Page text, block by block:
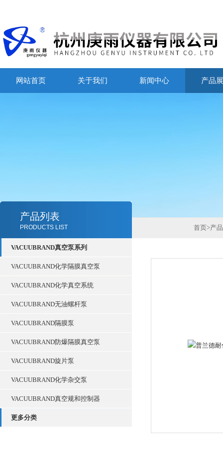
网站首页 关于我们 新闻中心 产品
产品列表
PRODUCTS LIST
VACUUBRAND真空泵系列
VACUUBRAND化学隔膜真空泵
VACUUBRAND化学真空系统
VACUUBRAND无油螺杆泵
VACUUBRAND隔膜泵
VACUUBRAND防爆隔膜真空泵
VACUUBRAND旋片泵
VACUUBRAND化学杂交泵
VACUUBRAND真空规和控制器
更多分类
首页>产